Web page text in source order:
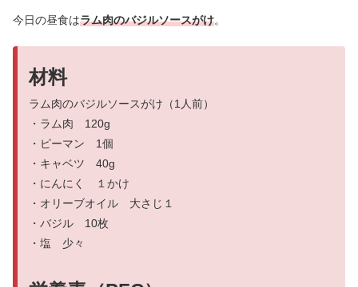
今日の昼食はラム肉のバジルソースがけ。
材料
ラム肉のバジルソースがけ（1人前）
・ラム肉 120g
・ピーマン 1個
・キャベツ 40g
・にんにく １かけ
・オリーブオイル 大さじ１
・バジル 10枚
・塩 少々